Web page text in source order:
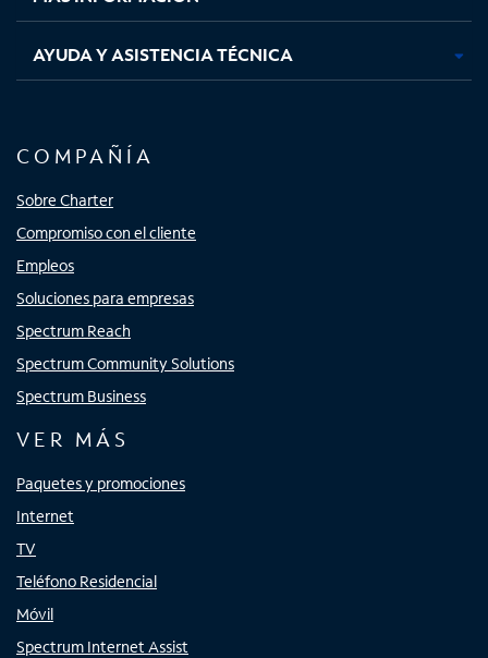
AYUDA Y ASISTENCIA TÉCNICA
COMPAÑÍA
Sobre Charter
Compromiso con el cliente
Empleos
Soluciones para empresas
Spectrum Reach
Spectrum Community Solutions
Spectrum Business
VER MÁS
Paquetes y promociones
Internet
TV
Teléfono Residencial
Móvil
Spectrum Internet Assist